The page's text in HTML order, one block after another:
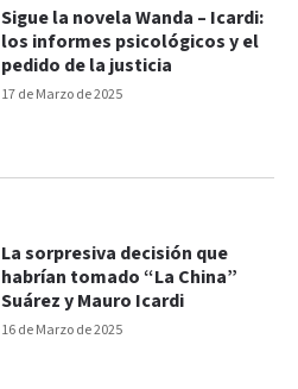
17 de Marzo de 2025
Sigue la novela Wanda – Icardi:
los informes psicológicos y el
pedido de la justicia
16 de Marzo de 2025
La sorpresiva decisión que
habrían tomado “La China”
Suárez y Mauro Icardi